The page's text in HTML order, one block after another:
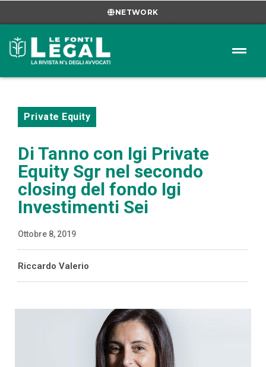
NETWORK
Private Equity
Di Tanno con Igi Private
Equity Sgr nel secondo
closing del fondo Igi
Investimenti Sei
Ottobre 8, 2019
Riccardo Valerio